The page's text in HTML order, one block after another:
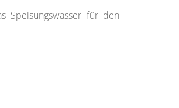
Speisungswasser für den